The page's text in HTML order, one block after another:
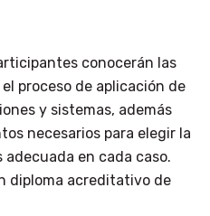
conocerán las
proceso de aplicación de
y sistemas, además
necesarios para elegir la
en cada caso.
diploma acreditativo de